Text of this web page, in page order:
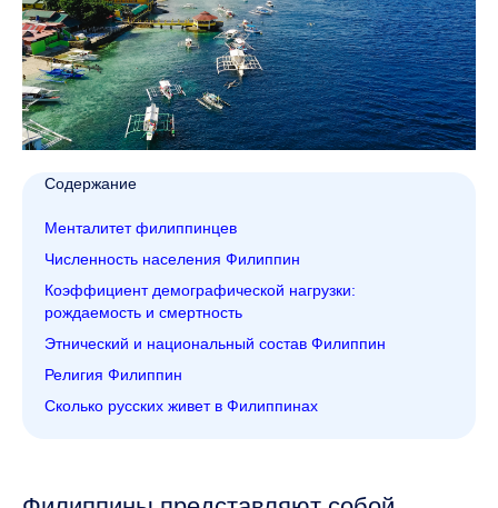
Содержание
Менталитет филиппинцев
Численность населения Филиппин
Коэффициент демографической нагрузки:
рождаемость и смертность
Этнический и национальный состав Филиппин
Религия Филиппин
Сколько русских живет в Филиппинах